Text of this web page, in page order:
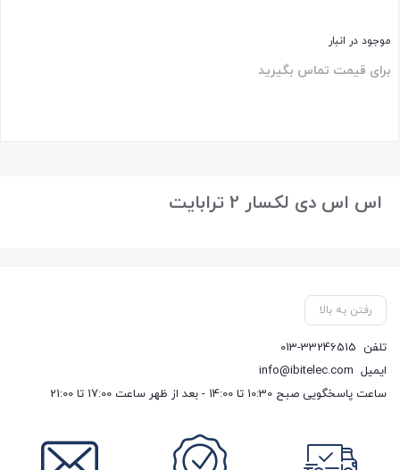
موجود در انبار
برای قیمت تماس بگیرید
اس اس دی لکسار 2 ترابایت
رفتن به بالا
تلفن 013-33246515
ایمیل info@ibitelec.com
ساعت پاسخگویی صبح 10:30 تا 14:00 - بعد از ظهر ساعت 17:00 تا 21:00